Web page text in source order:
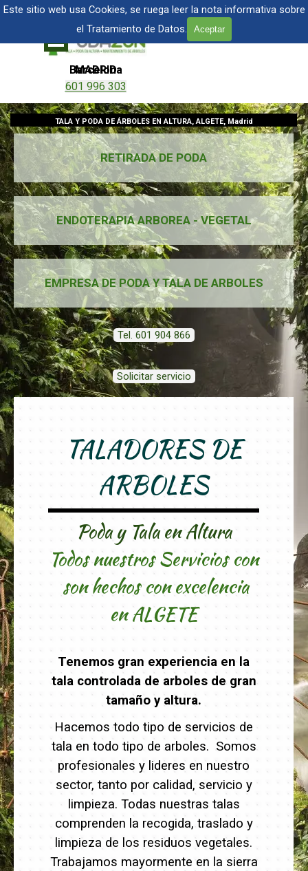
Este sitio web usa Cookies, se ruega leer la nota informativa sobre
el Tratamiento de Datos.
Aceptar
Vaya al ContenidoTALA Y PODA DE ÁRBOLES EN MADRID
Barcelona
601 996 303
MADRID
601 904 866
Saltar menú
TALA Y PODA DE ÁRBOLES EN ALTURA, ALGETE, Madrid
RETIRADA DE PODA
ENDOTERAPIA ARBOREA - VEGETAL
EMPRESA DE PODA Y TALA DE ARBOLES
Tel. 601 904 866
Solicitar servicio
TALADORES DE
ARBOLES
Poda y Tala en Altura
Todos nuestros Servicios con
son hechos con excelencia
en ALGETE
Tenemos gran experiencia en la
tala controlada de arboles de gran
tamaño y altura.
Hacemos todo tipo de servicios de
tala en todo tipo de arboles. Somos
profesionales y lideres en nuestro
sector, tanto por calidad, servicio y
limpieza. Todas nuestras talas
comprenden la recogida, traslado y
limpieza de los residuos vegetales.
Trabajamos mayormente en la sierra